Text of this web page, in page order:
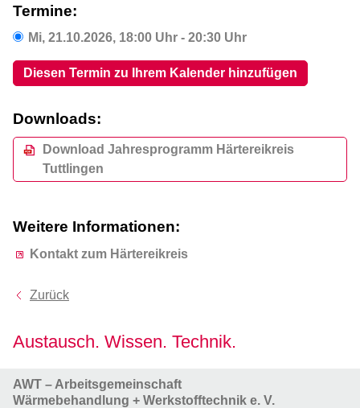
Termine:
Mi,21.10.2026, 18:00 Uhr - 20:30 Uhr
Diesen Termin zu Ihrem Kalender hinzufügen
Downloads:
Download Jahresprogramm Härtereikreis
Tuttlingen
Weitere Informationen:
Kontakt zum Härtereikreis
Zurück
Austausch. Wissen. Technik.
AWT – Arbeitsgemeinschaft
Wärmebehandlung + Werkstofftechnik e. V.